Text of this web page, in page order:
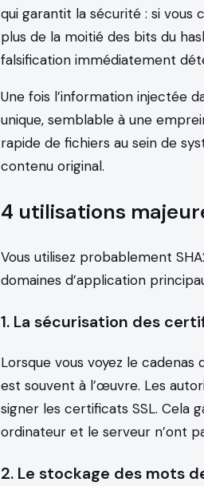
qui garantit la sécurité : si vous
plus de la moitié des bits du
falsification immédiatement
Une fois l’information injectée
unique, semblable à une
rapide de fichiers au sein de
contenu original.
4 utilisations
Vous utilisez probablement
domaines d’application
1. La sécurisation des
Lorsque vous voyez le cadenas
est souvent à l’œuvre. Les
signer les certificats SSL. Cela
ordinateur et le serveur n’ont
2. Le stockage des mots